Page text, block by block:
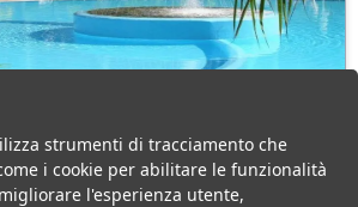
> Nova Siri Scalo
strumenti di tracciamento che
i cookie per abilitare le funzionalità
l'esperienza utente,